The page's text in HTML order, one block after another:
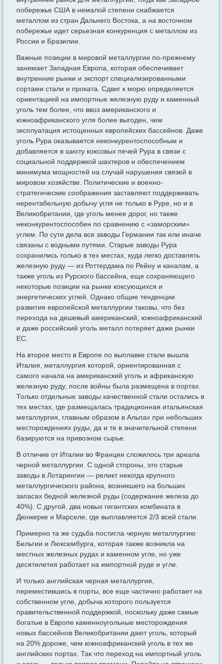
побережье США в не­малой степени снабжается
металлом из стран Дальнего Востока, а на восточном
побережье идет серьезная конкуренция с металлом из
России и Бразилии.
Важные позиции в мировой металлургии по-прежнему
занимает Западная Европа, которая обеспечивает
внутренние рынки и экс­порт специализированными
сортами стали и проката. Сдвиг к морю определяется
ориентацией на импортные железную руду и камен­ный
уголь тем более, что ввоз американского и
южноафриканского угля более выгоден, чем
эксплуатация истощенных европейских бас­сейнов. Даже
уголь Рура оказывается неконкурентоспособным и
добавляется в шихту коксовых печей Рура в связи с
социальной поддержкой шахтеров и обеспечением
минимума мощностей на слу­чай нарушения связей в
мировом хозяйстве. Политические и воен­но-
стратегические соображения заставляют поддерживать
нерента­бельную добычу угля не только в Руре, но и в
Великобритании, где уголь менее дорог, но также
неконкурентоспособен по сравнению с «заморским»
углем. По сути дела все заводы Германии так или иначе
связаны с водными путями. Старые заводы Рура
сохранились только в тех местах, куда легко доставлять
железную руду — из Роттердама по Рейну и каналам, а
также уголь из Рурского бассей­на, еще сохраняющего
некоторые позиции на рынке коксующихся и
энергетических углей. Однако общие тенденции
развития европей­ской металлургии таковы, что без
перехода на дешевый американ­ский, южноафриканский
и даже российский уголь металл потеряет даже рынки
ЕС.
На второе место в Европе по выплавке стали вышла
Италия, металлургия которой, ориентированная с
самого начала на амери­канский уголь и африканскую
железную руду, после войны была размещена в портах.
Только отдельные заводы качественной стали остались в
тех местах, где размещалась традиционная итальянская
металлургия, главным образом в Альпах при небольших
месторож­дениях руды, да и те в значительной степени
базируются на привоз­ном сырье.
В отличие от Италии во Франции сложилось три ареала
черной металлургии. С одной стороны, это старые
заводы в Лотарингии — реликт некогда крупного
металлургического района, возникшего на больших
запасах бедной железной руды (содержание железа до
40%). С другой, два новых гигантских комбината в
Дюнкерке и Марселе, где выплавляется 2/3 всей стали.
Примерно та же судьба постигла черную металлургию
Бельгии и Люксембурга, которая также возникла на
местных железных рудах и каменном угле, но уже
десятилетия работает на импортной руде и угле.
И только английская черная металлургия,
переместившись в пор­ты, все еще частично работает на
собственном угле, добыча которо­го пользуется
правительственной поддержкой, поскольку даже са­мые
богатые в Европе каменноугольные месторождения
новых бас­сейнов Великобритании дают уголь, который
на 20% дороже, чем южноафриканский уголь в тех же
английских портах. Так что пере­ход на импортный уголь